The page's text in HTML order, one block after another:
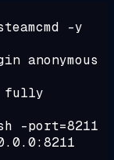
-y
anonymous
fully
-port=8211